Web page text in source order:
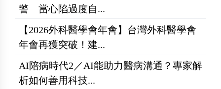
警 當心陷過度自...
【2026外科醫學會年會】台灣外科醫學會
年會再獲突破！建...
AI陪病時代2／AI能助力醫病溝通？專家解
析如何善用科技...